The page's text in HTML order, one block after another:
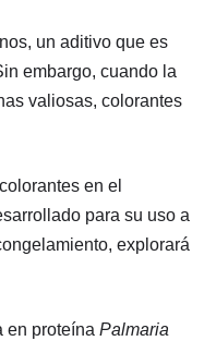
un aditivo que es
embargo, cuando la
valiosas, colorantes
en el
para su uso a
explorará
en proteína Palmaria